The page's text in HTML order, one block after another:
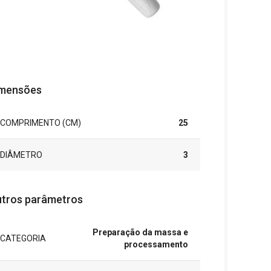
COMPRIMENTO (CM) 25
DIÂMETRO 3
parâmetros
CATEGORIA
Preparação da massa e
processamento